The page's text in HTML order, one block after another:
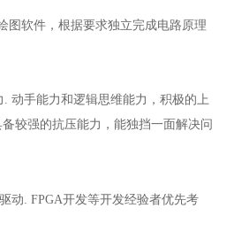
图软件，根据要求独立完成电路原理
动手能力和逻辑思维能力，积极的上
较强的抗压能力，能独挡一面解决问
动. FPGA开发等开发经验者优先考